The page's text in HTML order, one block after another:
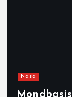
Nasa